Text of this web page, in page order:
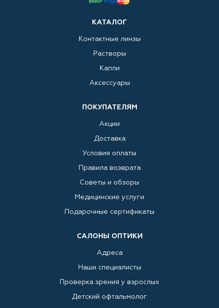
КАТАЛОГ
Контактные линзы
Растворы
Капли
Аксессуары
ПОКУПАТЕЛЯМ
Акции
Доставка
Условия оплаты
Правила возврата
Советы и обзоры
Медицинские услуги
Подарочные сертификаты
САЛОНЫ ОПТИКИ
Адреса
Наши специалисты
Проверка зрения у взрослых
Детский офтальмолог